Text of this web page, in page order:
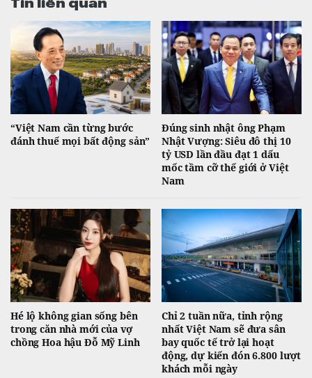
“Việt Nam cần từng bước
đánh thuế mọi bất động sản”
Đúng sinh nhật ông Phạm
Nhật Vượng: Siêu đô thị 10
tỷ USD lần đầu đạt 1 dấu
mốc tầm cỡ thế giới ở Việt
Nam
Hé lộ không gian sống bên
trong căn nhà mới của vợ
chồng Hoa hậu Đỗ Mỹ Linh
Chỉ 2 tuần nữa, tỉnh rộng
nhất Việt Nam sẽ đưa sân
bay quốc tế trở lại hoạt
động, dự kiến đón 6.800 lượt
khách mỗi ngày